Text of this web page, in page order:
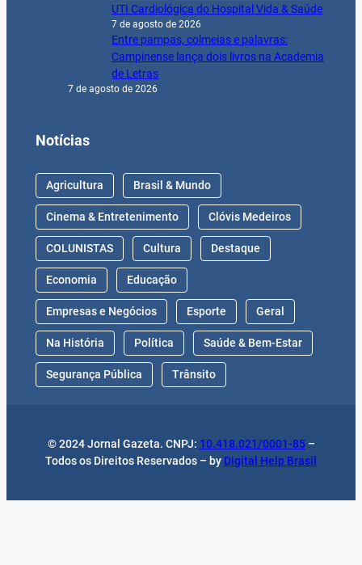
UTI Cardiológica do Hospital Vida & Saúde
7 de agosto de 2026
Entre pampas, colmeias e palavras:
Campinense lança dois livros na Academia
de Letras
7 de agosto de 2026
Notícias
Agricultura Brasil & Mundo
Cinema & Entretenimento Clóvis Medeiros
COLUNISTAS Cultura Destaque
Economia Educação
Empresas e Negócios Esporte Geral
Na História Política Saúde & Bem-Estar
Segurança Pública Trânsito
© 2024 Jornal Gazeta. CNPJ: 10.418.021/0001-85–
Todos os Direitos Reservados – by Digital Help Brasil